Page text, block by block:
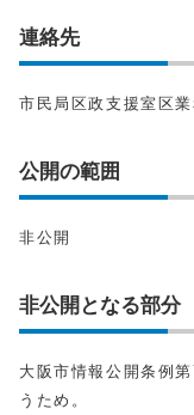
連絡先
市民局区政支援室区
公開の範囲
非公開
非公開となる部分
大阪市情報公開条例
うため。